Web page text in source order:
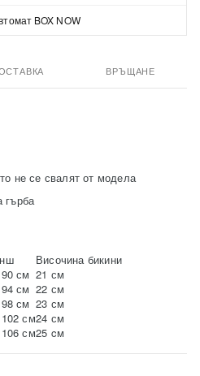
BOX NOW
ВРЪЩАНЕ
не се свалят от модела
гърба
Височина бикини
см 21 см
см 22 см
см 23 см
см24 см
см25 cм